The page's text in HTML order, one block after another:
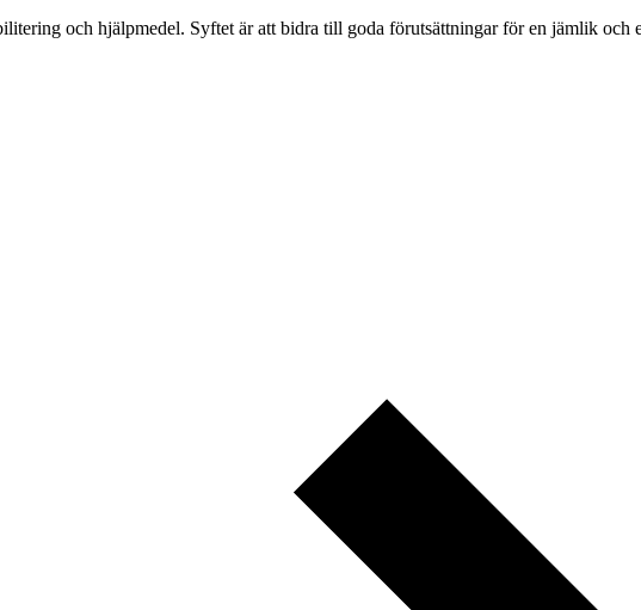
och hjälpmedel. Syftet är att bidra till goda förutsättningar för en jämlik